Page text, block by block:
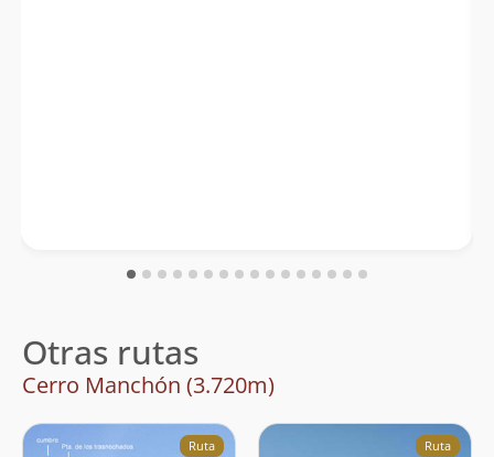
Otras rutas
Cerro Manchón (3.720m)
Ruta Ruta